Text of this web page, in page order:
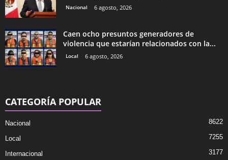
Nacional 6 agosto, 2026
Caen ocho presuntos generadores de
violencia que estarían relacionados con la...
Local 6 agosto, 2026
CATEGORÍA POPULAR
Nacional 8622
Local 7255
Internacional 3177